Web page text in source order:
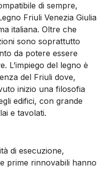
di sempre,
Friuli Venezia Giulia
italiana. Oltre che
sono soprattutto
da potere essere
L’impiego del legno è
del Friuli dove,
inizio una filosofia
edifici, con grande
e tavolati.
di esecuzione,
prime rinnovabili hanno